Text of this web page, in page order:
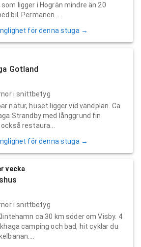
ligger i Hogrän mindre än 20
bil. Permanen...
för denna stuga →
Gotland
i snittbetyg
natur, huset ligger vid vändplan. Ca
Strandby med långgrund fin
restaura...
för denna stuga →
vecka
i snittbetyg
ca 30 km söder om Visby. 4
camping och bad, hit cyklar du